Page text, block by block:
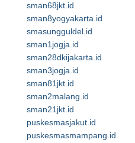
sman68jkt.id
sman8yogyakarta.id
smasungguldel.id
sman1jogja.id
sman28dkijakarta.id
sman3jogja.id
sman81jkt.id
sman2malang.id
sman21jkt.id
puskesmasjakut.id
puskesmasmampang.id